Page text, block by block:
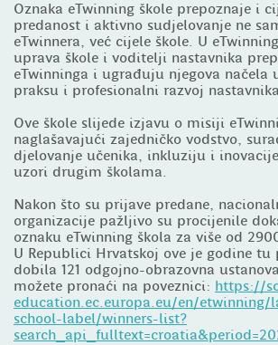
Oznaka eTwinning škole prepoznaje i
predanost i aktivno sudjelovanje ne
eTwinnera, već cijele škole. U
uprava škole i voditelji nastavnika
eTwinninga i ugrađuju njegova načela
praksu i profesionalni razvoj
Ove škole slijede izjavu o misiji
naglašavajući zajedničko vodstvo,
djelovanje učenika, inkluziju i
uzori drugim školama.
Nakon što su prijave predane,
organizacije pažljivo su procijenile
oznaku eTwinning škola za više od
U Republici Hrvatskoj ove je godine tu
dobila 121 odgojno-obrazovna
možete pronaći na poveznici: https://
education.ec.europa.eu/en/etwinning/
school-label/winners-list?